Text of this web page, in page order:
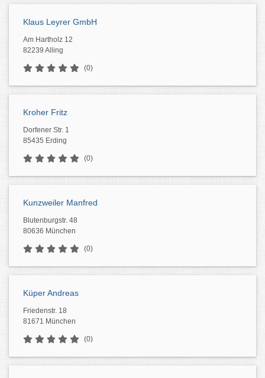
Klaus Leyrer GmbH
Am Hartholz 12
82239 Alling
(0)
Kroher Fritz
Dorfener Str. 1
85435 Erding
(0)
Kunzweiler Manfred
Blutenburgstr. 48
80636 München
(0)
Küper Andreas
Friedenstr. 18
81671 München
(0)